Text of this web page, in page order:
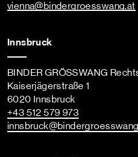
vienna@bindergroesswang.at
Innsbruck
BINDER GRÖSSWANG
Kaiserjägerstraße 1
6020 Innsbruck
+43 512 579 973
innsbruck@bindergroesswang